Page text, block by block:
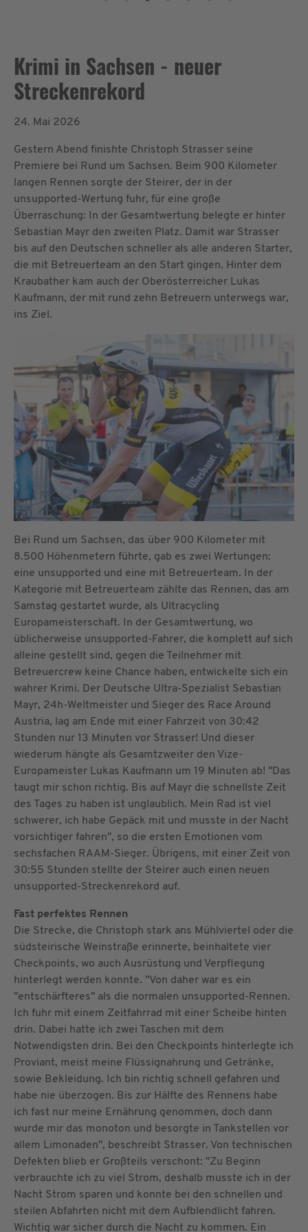
Krimi in Sachsen - neuer
Streckenrekord
24. Mai 2026
Gestern Abend finishte Christoph Strasser seine
Premiere bei Rund um Sachsen. Beim 900 Kilometer
langen Rennen sorgte der Steirer, der in der
unsupported-Wertung fuhr, für eine große
Überraschung: In der Gesamtwertung belegte er hinter
Sebastian Mayr den zweiten Platz. Damit war Strasser
bis auf den Deutschen schneller als alle anderen Starter,
die mit Betreuerteam an den Start gingen. Hinter dem
Kraubather kam auch der Oberösterreicher Lukas
Kaufmann, der mit rund zehn Betreuern unterwegs war,
ins Ziel.
Bei Rund um Sachsen, das über 900 Kilometer mit
8.500 Höhenmetern führte, gab es zwei Wertungen:
eine unsupported und eine mit Betreuerteam. In der
Kategorie mit Betreuerteam zählte das Rennen, das am
Samstag gestartet wurde, als Ultracycling
Europameisterschaft. In der Gesamtwertung, wo
üblicherweise unsupported-Fahrer, die komplett auf sich
alleine gestellt sind, gegen die Teilnehmer mit
Betreuercrew keine Chance haben, entwickelte sich ein
wahrer Krimi. Der Deutsche Ultra-Spezialist Sebastian
Mayr, 24h-Weltmeister und Sieger des Race Around
Austria, lag am Ende mit einer Fahrzeit von 30:42
Stunden nur 13 Minuten vor Strasser! Und dieser
wiederum hängte als Gesamtzweiter den Vize-
Europameister Lukas Kaufmann um 19 Minuten ab! "Das
taugt mir schon richtig. Bis auf Mayr die schnellste Zeit
des Tages zu haben ist unglaublich. Mein Rad ist viel
schwerer, ich habe Gepäck mit und musste in der Nacht
vorsichtiger fahren", so die ersten Emotionen vom
sechsfachen RAAM-Sieger. Übrigens, mit einer Zeit von
30:55 Stunden stellte der Steirer auch einen neuen
unsupported-Streckenrekord auf.
Fast perfektes Rennen
Die Strecke, die Christoph stark ans Mühlviertel oder die
südsteirische Weinstraße erinnerte, beinhaltete vier
Checkpoints, wo auch Ausrüstung und Verpflegung
hinterlegt werden konnte. "Von daher war es ein
"entschärfteres" als die normalen unsupported-Rennen.
Ich fuhr mit einem Zeitfahrrad mit einer Scheibe hinten
drin. Dabei hatte ich zwei Taschen mit dem
Notwendigsten drin. Bei den Checkpoints hinterlegte ich
Proviant, meist meine Flüssignahrung und Getränke,
sowie Bekleidung. Ich bin richtig schnell gefahren und
habe nie überzogen. Bis zur Hälfte des Rennens habe
ich fast nur meine Ernährung genommen, doch dann
wurde mir das monoton und besorgte in Tankstellen vor
allem Limonaden", beschreibt Strasser. Von technischen
Defekten blieb er Großteils verschont: "Zu Beginn
verbrauchte ich zu viel Strom, deshalb musste ich in der
Nacht Strom sparen und konnte bei den schnellen und
steilen Abfahrten nicht mit dem Aufblendlicht fahren.
Wichtig war sicher durch die Nacht zu kommen. Ein